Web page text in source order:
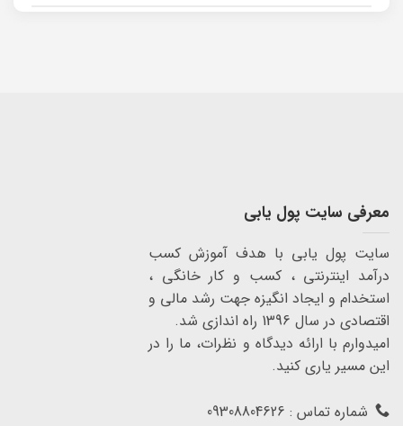
معرفی سایت پول یابی
سایت پول یابی با هدف آموزش کسب
درآمد اینترنتی ، کسب و کار خانگی ،
استخدام و ایجاد انگیزه جهت رشد مالی و
اقتصادی در سال 1396 راه اندازی شد.
امیدوارم با ارائه دیدگاه و نظرات، ما را در
این مسیر یاری کنید.
شماره تماس : 09308804626